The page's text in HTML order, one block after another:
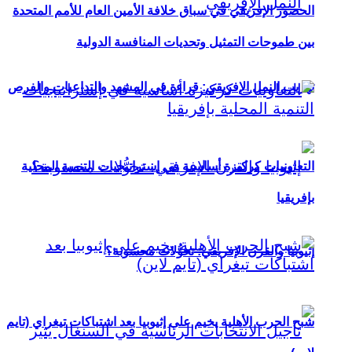
تهريب النمل الإفريقي: قراءة في المشهد والتداعيات والفرص
إثيوبيا والقرن الإفريقي: تحوُّلات محسوبة؟
الحضور الإفريقي في سباق خلافة الأمين العام للأمم المتحدة
بين طموحات التمثيل وتحديات المنافسة الدولية
التعاونيات كركيزة أساسية في إستراتيجيات التنمية المحلية
بإفريقيا
شبح الحرب الأهلية يخيم على إثيوبيا بعد اشتباكات تيغراي (تايم